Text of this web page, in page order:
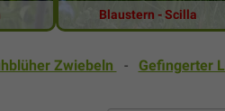
Blaustern - Scilla
Zwiebeln - Gefingerter